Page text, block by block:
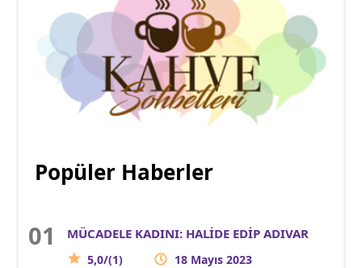
Popüler Haberler
MÜCADELE KADINI: HALİDE EDİP ADIVAR
5,0/(1) 18 Mayıs 2023